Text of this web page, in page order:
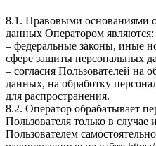
8.1. Правовыми основаниями
данных Оператором являются:
– федеральные законы, иные
сфере защиты персональных
– согласия Пользователей на
данных, на обработку
для распространения.
8.2. Оператор обрабатывает
Пользователя только в
Пользователем